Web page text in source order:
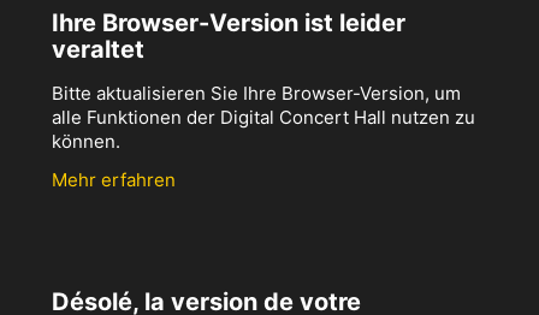
Ihre Browser-Version ist leider
veraltet
Bitte aktualisieren Sie Ihre Browser-Version, um
alle Funktionen der Digital Concert Hall nutzen zu
können.
Mehr erfahren
Désolé, la version de votre